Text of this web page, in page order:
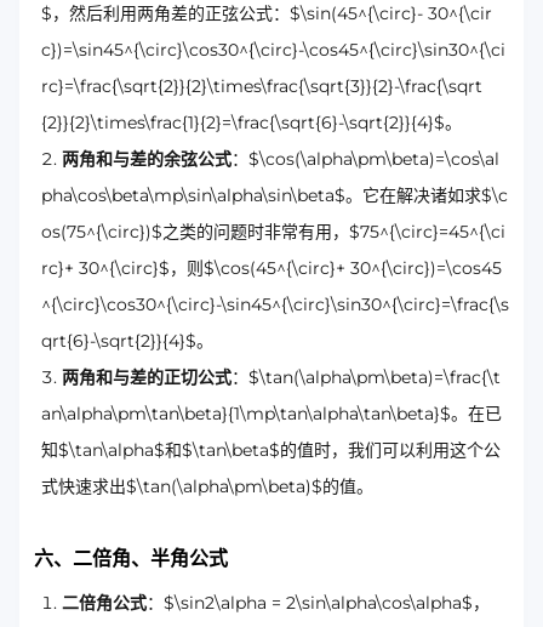
$，然后利用两角差的正弦公式：$\sin(45^{\circ}- 30^{\cir
c})=\sin45^{\circ}\cos30^{\circ}-\cos45^{\circ}\sin30^{\ci
rc}=\frac{\sqrt{2}}{2}\times\frac{\sqrt{3}}{2}-\frac{\sqrt
{2}}{2}\times\frac{1}{2}=\frac{\sqrt{6}-\sqrt{2}}{4}$。
两角和与差的余弦公式：$\cos(\alpha\pm\beta)=\cos\al
pha\cos\beta\mp\sin\alpha\sin\beta$。它在解决诸如求$\c
os(75^{\circ})$之类的问题时非常有用，$75^{\circ}=45^{\ci
rc}+ 30^{\circ}$，则$\cos(45^{\circ}+ 30^{\circ})=\cos45
^{\circ}\cos30^{\circ}-\sin45^{\circ}\sin30^{\circ}=\frac{\s
qrt{6}-\sqrt{2}}{4}$。
两角和与差的正切公式：$\tan(\alpha\pm\beta)=\frac{\t
an\alpha\pm\tan\beta}{1\mp\tan\alpha\tan\beta}$。在已
知$\tan\alpha$和$\tan\beta$的值时，我们可以利用这个公
式快速求出$\tan(\alpha\pm\beta)$的值。
六、二倍角、半角公式
二倍角公式：$\sin2\alpha = 2\sin\alpha\cos\alpha$，